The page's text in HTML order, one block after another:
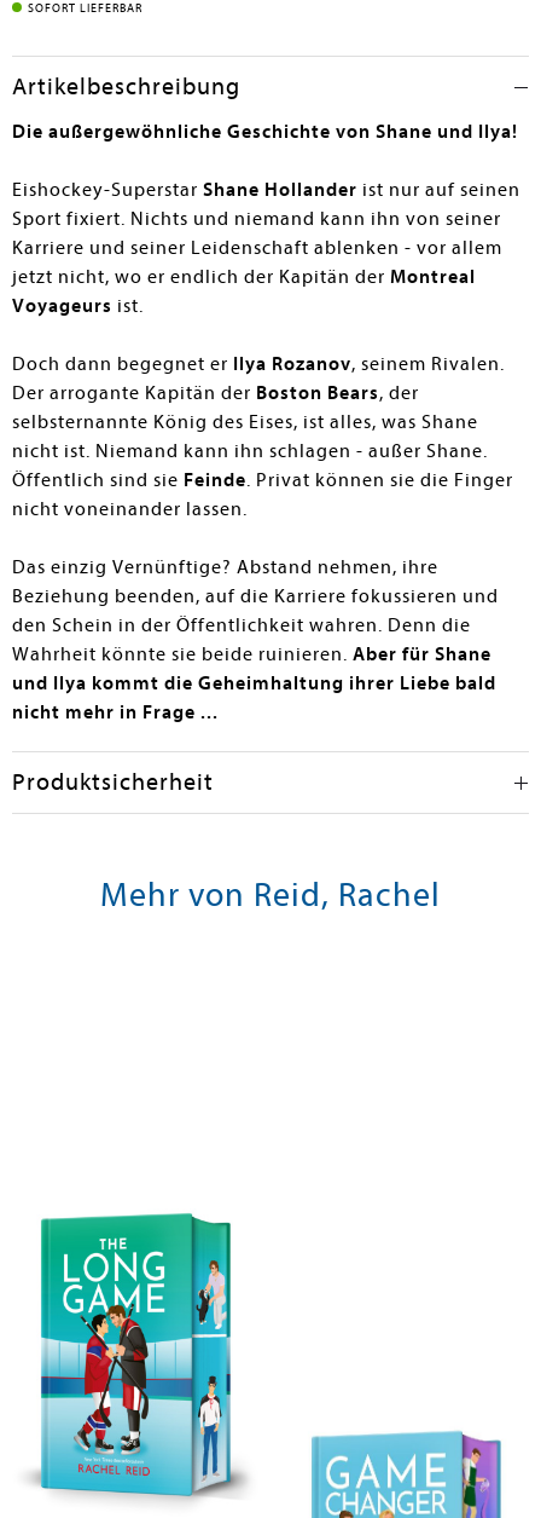
SOFORT LIEFERBAR
Artikelbeschreibung
Die außergewöhnliche Geschichte von Shane und Ilya!
Eishockey-Superstar Shane Hollander ist nur auf seinen
Sport fixiert. Nichts und niemand kann ihn von seiner
Karriere und seiner Leidenschaft ablenken - vor allem
jetzt nicht, wo er endlich der Kapitän der Montreal
Voyageurs ist.
Doch dann begegnet er Ilya Rozanov, seinem Rivalen.
Der arrogante Kapitän der Boston Bears, der
selbsternannte König des Eises, ist alles, was Shane
nicht ist. Niemand kann ihn schlagen - außer Shane.
Öffentlich sind sie Feinde. Privat können sie die Finger
nicht voneinander lassen.
Das einzig Vernünftige? Abstand nehmen, ihre
Beziehung beenden, auf die Karriere fokussieren und
den Schein in der Öffentlichkeit wahren. Denn die
Wahrheit könnte sie beide ruinieren. Aber für Shane
und Ilya kommt die Geheimhaltung ihrer Liebe bald
nicht mehr in Frage ...
Produktsicherheit
Mehr von Reid, Rachel
Reid, Rachel
The Long Game
Reid, Rachel
Game Changer